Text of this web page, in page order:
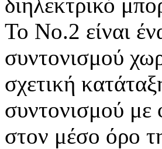
Το Νο.2 είναι
συντονισμού
σχετική
συντονισμού με
στον μέσο όρο